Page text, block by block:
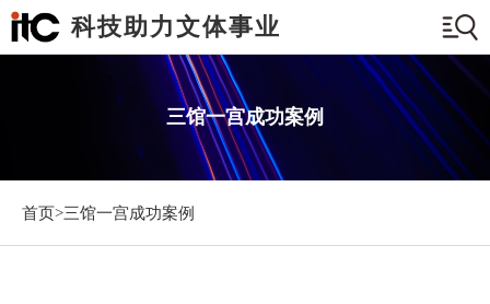
科技助力文体事业
三馆一宫成功案例
首页>三馆一宫成功案例